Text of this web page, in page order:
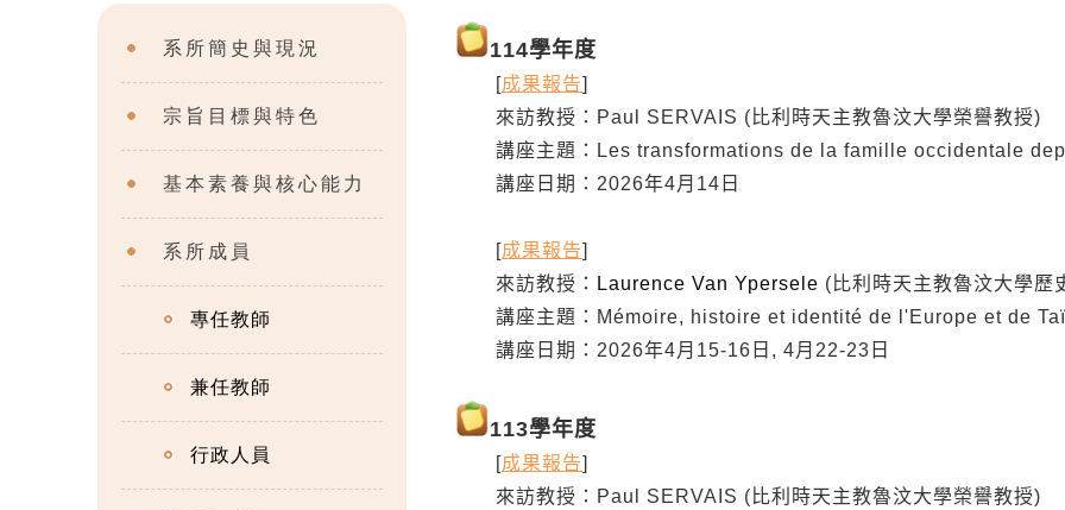
系所簡史與現況
宗旨目標與特色
基本素養與核心能力
系所成員
專任教師
兼任教師
行政人員
114學年度
[成果報告]
來訪教授：Paul SERVAIS (比利時天主教魯汶大學榮譽教授)
講座主題：
Les transformations de la famille occidentale
講座日期：2026年4月14日
[成果報告]
來訪教授：
Laurence Van Ypersele (比利時天主教魯汶大學歷
講座主題： Mémoire, histoire et identité de l'Europe et de
講座日期：2026年4月15-16日, 4月22-23日
113學年度
[成果報告]
來訪教授：Paul SERVAIS (比利時天主教魯汶大學榮譽教授)